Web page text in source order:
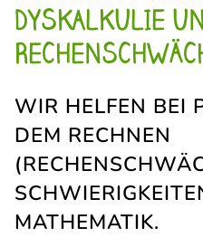
DYSKALKULIE
WIR HELFEN BEI
DEM RECHNEN
MATHEMATIK.